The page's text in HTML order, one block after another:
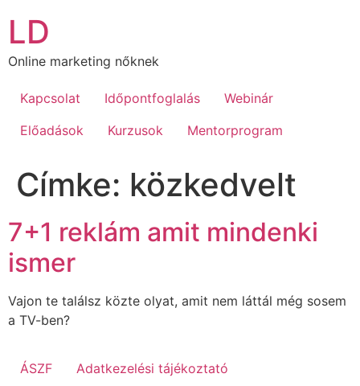
tartalomhoz
LD
Online marketing nőknek
Kapcsolat Időpontfoglalás
Webinár
Előadások
Kurzusok Mentorprogram
Címke: közkedvelt
7+1 reklám amit mindenki
ismer
Vajon te találsz közte olyat, amit nem láttál még sosem
a TV-ben?
ÁSZF
Adatkezelési tájékoztató